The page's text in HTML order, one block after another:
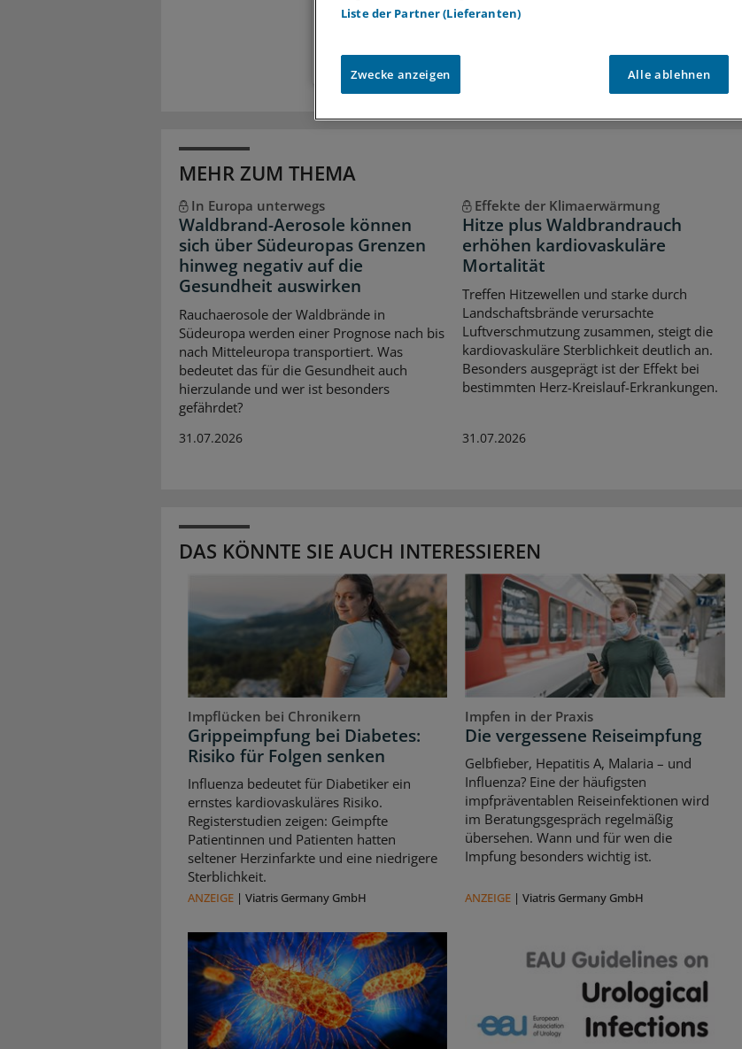
Zugriff auf allemedizinischen Berichte und Kommentare
Voraussetzungen für den Zugang
MEHR ZUM THEMA
In Europa unterwegs
Waldbrand-Aerosole können
sich über Südeuropas Grenzen
hinweg negativ auf die
Gesundheit auswirken
Rauchaerosole der Waldbrände in
Südeuropa werden einer Prognose nach bis
nach Mitteleuropa transportiert. Was
bedeutet das für die Gesundheit auch
hierzulande und wer ist besonders
gefährdet?
31.07.2026
Effekte der Klimaerwärmung
Hitze plus Waldbrandrauch
erhöhen kardiovaskuläre
Mortalität
Treffen Hitzewellen und starke durch
Landschaftsbrände verursachte
Luftverschmutzung zusammen, steigt die
kardiovaskuläre Sterblichkeit deutlich an.
Besonders ausgeprägt ist der Effekt bei
bestimmten Herz-Kreislauf-Erkrankungen.
31.07.2026
DAS KÖNNTE SIE AUCH INTERESSIEREN
Impflücken bei Chronikern
Grippeimpfung bei Diabetes:
Risiko für Folgen senken
Influenza bedeutet für Diabetiker ein
ernstes kardiovaskuläres Risiko.
Registerstudien zeigen: Geimpfte
Patientinnen und Patienten hatten
seltener Herzinfarkte und eine niedrigere
Sterblichkeit.
ANZEIGE | Viatris Germany GmbH
Impfen in der Praxis
Die vergessene Reiseimpfung
Gelbfieber, Hepatitis A, Malaria – und
Influenza? Eine der häufigsten
impfpräventablen Reiseinfektionen wird
im Beratungsgespräch regelmäßig
übersehen. Wann und für wen die
Impfung besonders wichtig ist.
ANZEIGE |Viatris Germany GmbH
Liste der Partner (Lieferanten)
Zwecke anzeigen Alle ablehnen